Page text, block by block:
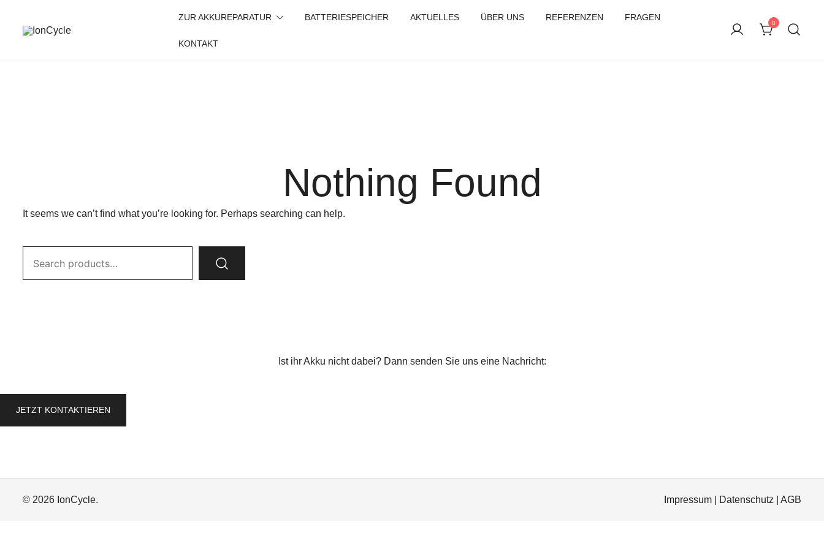
content
Reparatur E-Bike Akku E-Auto Batterie Reparatur Kapazitätstest Refreshing Zellentausch Umwidmung
ZUR AKKUREPARATUR BATTERIESPEICHER AKTUELLES ÜBER UNS REFERENZEN FRAGEN
KONTAKT
0
Nothing Found
It seems we can’t find what you’re looking for. Perhaps searching can help.
for:
Ist ihr Akku nicht dabei? Dann senden Sie uns eine Nachricht:
JETZT KONTAKTIEREN
© 2026 IonCycle. Impressum Datenschutz AGB